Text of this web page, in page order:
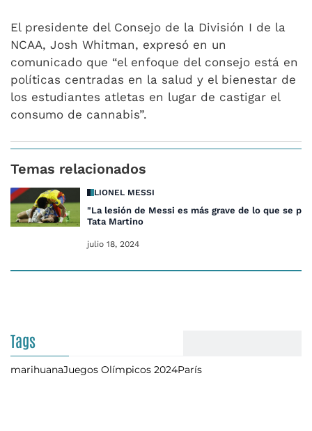
El presidente del Consejo de la División I de la
NCAA, Josh Whitman, expresó en un
comunicado que “el enfoque del consejo está en
políticas centradas en la salud y el bienestar de
los estudiantes atletas en lugar de castigar el
consumo de cannabis”.
Temas relacionados
LIONEL MESSI
"La lesión de Messi es más grave de lo que se
Tata Martino
julio 18, 2024
Tags
marihuanaJuegos Olímpicos 2024París